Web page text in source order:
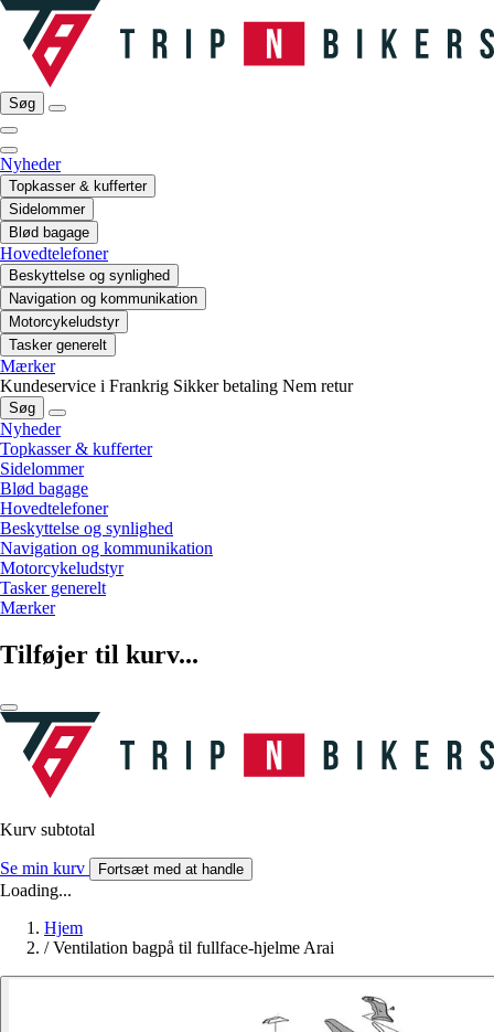
Søg
Nyheder
Topkasser & kufferter
Sidelommer
Blød bagage
Hovedtelefoner
Beskyttelse og synlighed
Navigation og kommunikation
Motorcykeludstyr
Tasker generelt
Mærker
Kundeservice i Frankrig Sikker betaling Nem retur
Søg
Nyheder
Topkasser & kufferter
Sidelommer
Blød bagage
Hovedtelefoner
Beskyttelse og synlighed
Navigation og kommunikation
Motorcykeludstyr
Tasker generelt
Mærker
Tilføjer til kurv...
Kurv subtotal
Se min kurv Fortsæt med at handle
Loading...
Hjem
/ Ventilation bagpå til fullface-hjelme Arai